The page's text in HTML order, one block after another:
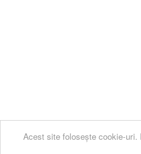
Acest site folosește cookie-